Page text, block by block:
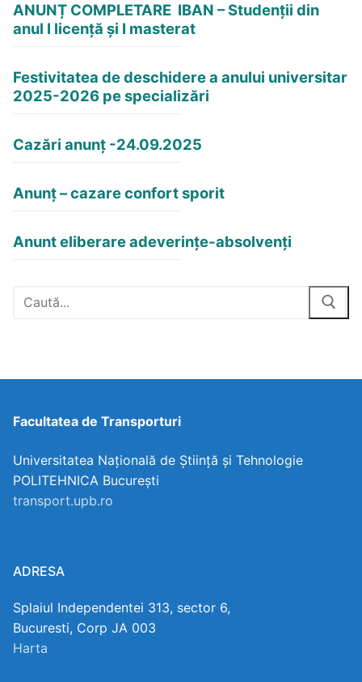
ANUNȚ COMPLETARE IBAN – Studenții din
anul I licență și I masterat
Festivitatea de deschidere a anului universitar
2025-2026 pe specializări
Cazări anunț -24.09.2025
Anunț – cazare confort sporit
Anunt eliberare adeverințe-absolvenți
Facultatea de Transporturi
Universitatea Națională de Știință și Tehnologie
POLITEHNICA București
transport.upb.ro
ADRESA
Splaiul Independentei 313, sector 6,
Bucuresti, Corp JA 003
Harta